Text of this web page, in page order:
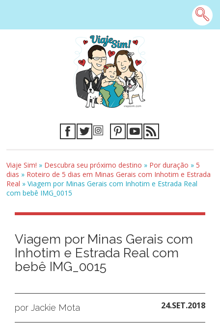
Viaje Sim! » Descubra seu próximo destino » Por duração »5
dias » Roteiro de 5 dias em Minas Gerais com Inhotim e Estrada
Real »Viagem por Minas Gerais com Inhotim e Estrada Real
com bebê IMG_0015
Viagem por Minas Gerais com
Inhotim e Estrada Real com
bebê IMG_0015
por Jackie Mota 24.SET.2018